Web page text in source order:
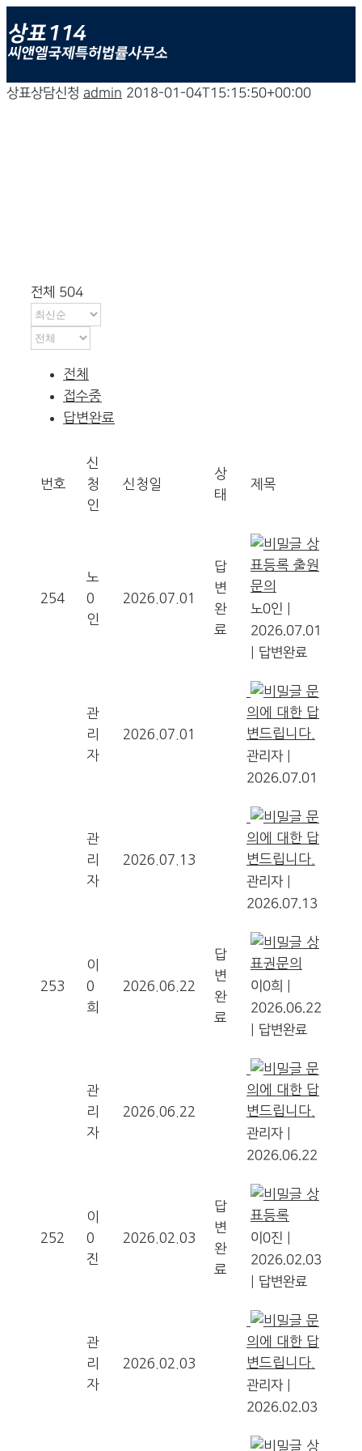
상표상담신청 admin 2018-01-04T15:15:50+00:00
전체 504
전체
접수중
답변완료
번호
신
청
인
신청일
상
태
제목
254
노
0
인
2026.07.01
답
변
완
료
상
표등록 출원
문의
노0인
2026.07.01
답변완료
관
리
자
2026.07.01
문
의에 대한 답
변드립니다.
관리자
2026.07.01
관
리
자
2026.07.13
문
의에 대한 답
변드립니다.
관리자
2026.07.13
253
이
0
희
2026.06.22
답
변
완
료
상
표권문의
이0희
2026.06.22
답변완료
관
리
자
2026.06.22
문
의에 대한 답
변드립니다.
관리자
2026.06.22
252
이
0
진
2026.02.03
답
변
완
료
상
표등록
이0진
2026.02.03
답변완료
관
리
자
2026.02.03
문
의에 대한 답
변드립니다.
관리자
2026.02.03
상